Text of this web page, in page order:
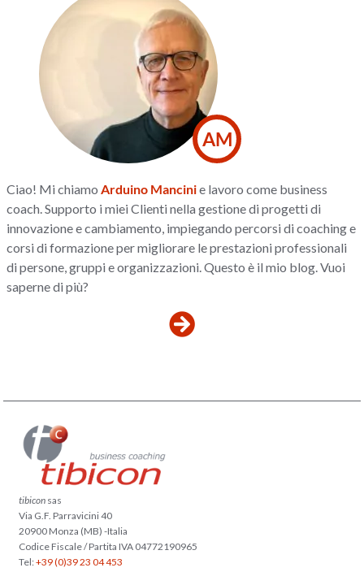
AM
Ciao! Mi chiamo Arduino Mancinie lavoro come business
coach. Supporto i miei Clienti nella gestione di progetti di
innovazione e cambiamento, impiegando percorsi di coaching e
corsi di formazione per migliorare le prestazioni professionali
di persone, gruppi e organizzazioni. Questo è il mio blog. Vuoi
saperne di più?
tibicon sas
Via G.F. Parravicini 40
20900 Monza (MB) -Italia
Codice Fiscale / Partita IVA 04772190965
Tel:+39 (0)39 23 04 453